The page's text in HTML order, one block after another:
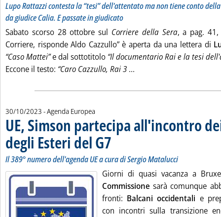
Lupo Rattazzi contesta la “tesi” dell'attentato ma non tiene conto
da giudice Calia. E passate in giudicato
Sabato scorso 28 ottobre sul Corriere della Sera, a pag.
Corriere, risponde Aldo Cazzullo” è aperta da una lettera di
“Caso Mattei”e dal sottotitolo “Il documentario Rai e la tesi
Eccone il testo: “Caro Cazzullo, Rai 3 ...
30/10/2023 - Agenda Europea
UE, Simson partecipa all'incontro
degli Esteri del G7 . Sottotitolo: Il 389° numero dell'agenda UE
. Pubblicata lunedì 30 ottobre 2023 alle 13.46.
Il 389° numero dell'agenda UE a cura di Sergio Matalucci
Giorni di quasi vacanza a
Commissione sarà comunque
fronti: Balcani occidentali e
con incontri sulla transizione